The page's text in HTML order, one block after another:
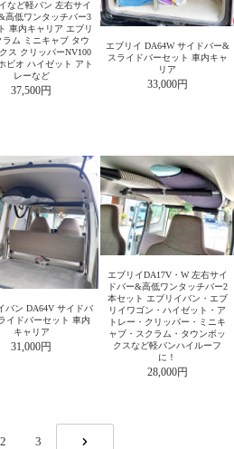
など軽バン 左右サイ
高低ワンタッチバー3
車内キャリア エブリ
ラム ミニキャブ タウ
ス クリッパーNV100
ビオ ハイゼット アト
レーなど
37,500円
エブリイ DA64W サイドバー&
スライドバーセット 車内キャ
リア
33,000円
バン DA64V サイドバ
イドバーセット 車内
キャリア
31,000円
エブリイDA17V・W 左右サイ
ドバー&高低ワンタッチバー2
本セット エブリイバン・エブ
リイワゴン・ハイゼット・ア
トレー・クリッパー・ミニキ
ャブ・スクラム・タウンボッ
クスなど軽バンハイルーフ
に！
28,000円
2
3